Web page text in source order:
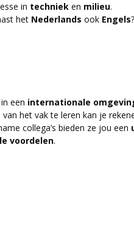
in techniek en milieu.
het Nederlands ook Engels
een internationale
het vak te leren kan je
collega’s bieden ze jou een
voordelen.